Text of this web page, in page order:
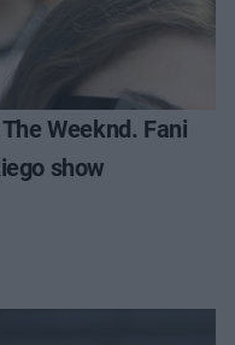
Weeknd. Fani
show